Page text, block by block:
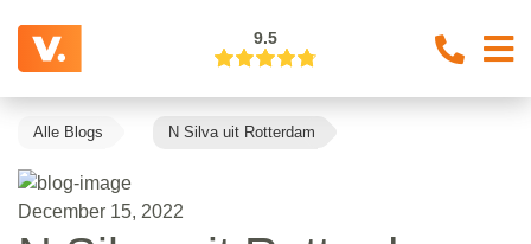
9.5
Alle Blogs N Silva uit Rotterdam
December 15, 2022